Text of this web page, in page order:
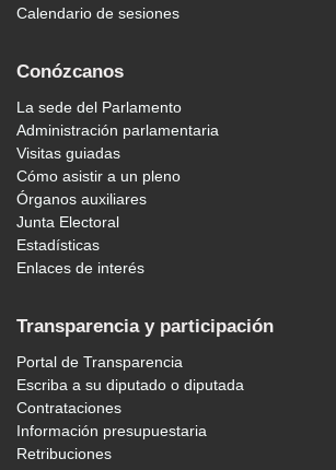
Calendario de sesiones
Conózcanos
La sede del Parlamento
Administración parlamentaria
Visitas guiadas
Cómo asistir a un pleno
Órganos auxiliares
Junta Electoral
Estadísticas
Enlaces de interés
Transparencia y participación
Portal de Transparencia
Escriba a su diputado o diputada
Contrataciones
Información presupuestaria
Retribuciones